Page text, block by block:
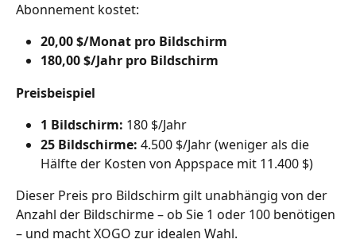
Abonnement kostet:
20,00 $/Monat pro Bildschirm
180,00 $/Jahr pro Bildschirm
Preisbeispiel
1 Bildschirm: 180 $/Jahr
25 Bildschirme: 4.500 $/Jahr (weniger als die
Hälfte der Kosten von Appspace mit 11.400 $)
Dieser Preis pro Bildschirm gilt unabhängig von der
Anzahl der Bildschirme – ob Sie 1 oder 100 benötigen
– und macht XOGO zur idealen Wahl.